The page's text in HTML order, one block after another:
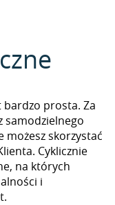
bardzo prosta. Za
samodzielnego
skorzystać
Cyklicznie
na których
i